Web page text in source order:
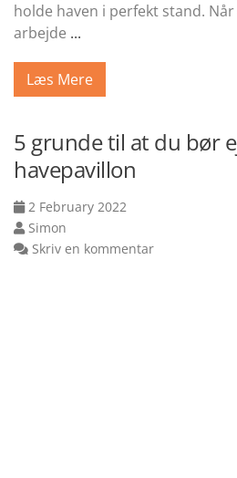
holde haven i perfekt stand.
arbejde ...
Læs Mere
5 grunde til at du bør
havepavillon
2 February 2022
Simon
Skriv en kommentar